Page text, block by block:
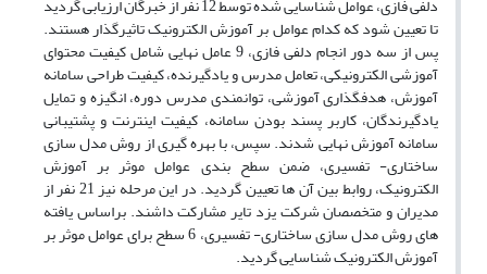
دلفی فازی، عوامل شناسایی شده توسط 12 نفر از خبرگان ارزیابی گردید
تا تعیین شود که کدام عوامل بر آموزش الکترونیک تاثیرگذار هستند.
پس از سه دور انجام دلفی فازی، 9 عامل نهایی شامل کیفیت محتوای
آموزشی الکترونیکی، تعامل مدرس و یادگیرنده، کیفیت طراحی سامانه
آموزش، هدفگذاری آموزشی، توانمندی مدرس دوره، انگیزه و تمایل
یادگیرندگان، کاربر پسند بودن سامانه، کیفیت اینترنت و پشتیبانی
سامانه آموزش نهایی شدند. سپس، با بهره گیری از روش مدل سازی
ساختاری- تفسیری، ضمن سطح بندی عوامل موثر بر آموزش
الکترونیک، روابط بین آن ها تعیین گردید. در این مرحله نیز 21 نفر از
مدیران و متخصصان شرکت یزد تایر مشارکت داشند. براساس یافته
های روش مدل سازی ساختاری- تفسیری، 6 سطح برای عوامل موثر بر
آموزش الکترونیک شناسایی گردید.